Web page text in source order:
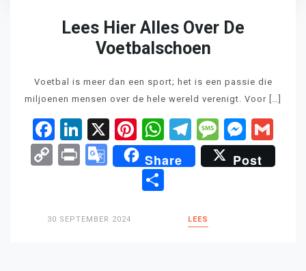
Lees Hier Alles Over De
Voetbalschoen
Voetbal is meer dan een sport; het is een passie die
miljoenen mensen over de hele wereld verenigt. Voor […]
Facebook
LinkedIn
X Pinterest
WhatsApp
Telegram
CopyPrintGoogle
Translate
Share Post
30 SEPTEMBER 2024 LEES